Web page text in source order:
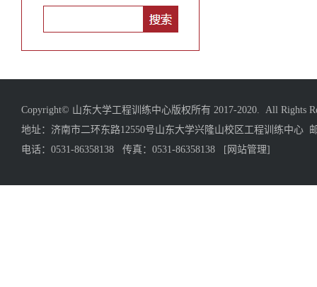
Copyright© 山东大学工程训练中心版权所有 2017-2020. All Rights
地址：济南市二环东路12550号山东大学兴隆山校区工程训练中心
电话：0531-86358138 传真：0531-86358138
[网站管理]